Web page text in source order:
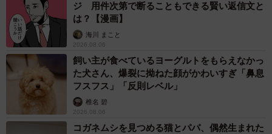
ジ 用件次第で断ることもできる賢い返信文と
は？【漫画】
海川 まこと
2026.08.06
飼い主が食べているヨーグルトをもらえなかっ
た犬さん、爆裂に拗ねた顔がかわいすぎ「鼻息
フスフス」「反則レベル」
椎名 碧
2026.08.06
コガネムシを見つめる猫とパパ、偶然生まれた